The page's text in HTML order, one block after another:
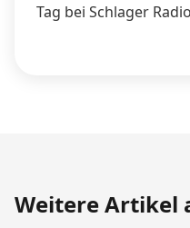
Tag bei Schlager
Weitere Artikel